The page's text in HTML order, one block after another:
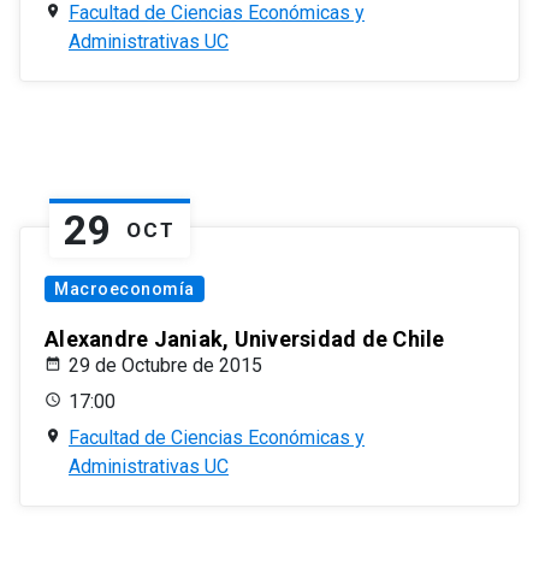
Facultad de Ciencias Económicas y
Administrativas UC
29 OCT
Macroeconomía
Alexandre Janiak, Universidad de Chile
29 de Octubre de 2015
17:00
Facultad de Ciencias Económicas y
Administrativas UC